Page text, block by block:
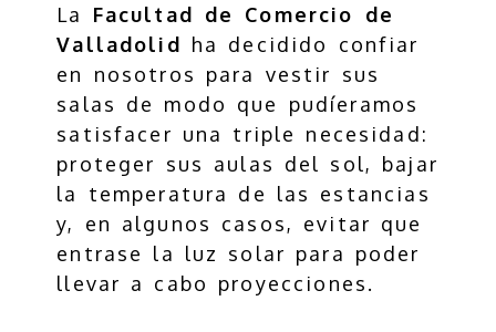
La Facultad de Comercio de
Valladolid ha decidido confiar
en nosotros para vestir sus
salas de modo que pudíeramos
satisfacer una triple necesidad:
proteger sus aulas del sol, bajar
la temperatura de las estancias
y, en algunos casos, evitar que
entrase la luz solar para poder
llevar a cabo proyecciones.